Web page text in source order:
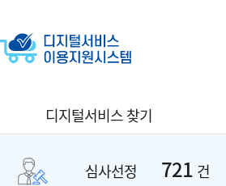
디지털서비스 찾기
심사선정 721 건